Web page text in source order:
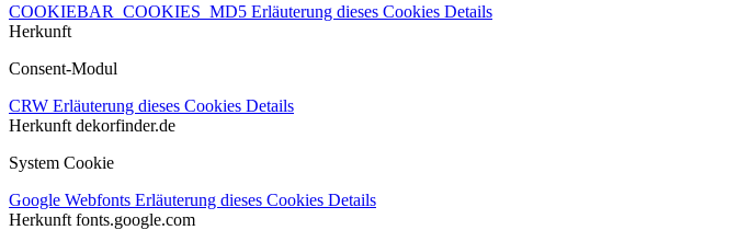
COOKIEBAR_COOKIES_MD5 Erläuterung dieses Cookies Details
Herkunft
Consent-Modul
CRW Erläuterung dieses Cookies Details
Herkunft dekorfinder.de
System Cookie
Google Webfonts Erläuterung dieses Cookies Details
Herkunft fonts.google.com